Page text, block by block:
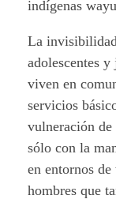
indígenas
La
adolescentes
viven en
servicios
vulneración de
sólo con la
en entornos
hombres que